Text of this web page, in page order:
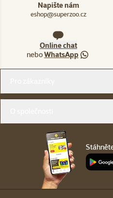
Napište nám
eshop@superzoo.cz
Online chat
neboWhatsApp